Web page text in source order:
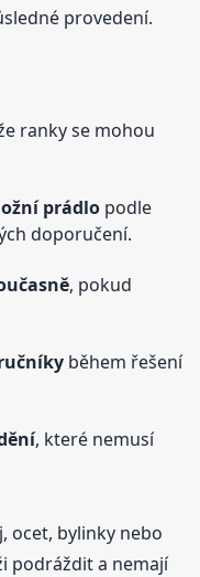
provedení.
ranky se mohou
prádlo podle
doporučení.
, pokud
během řešení
, které nemusí
ocet, bylinky nebo
podráždit a nemají